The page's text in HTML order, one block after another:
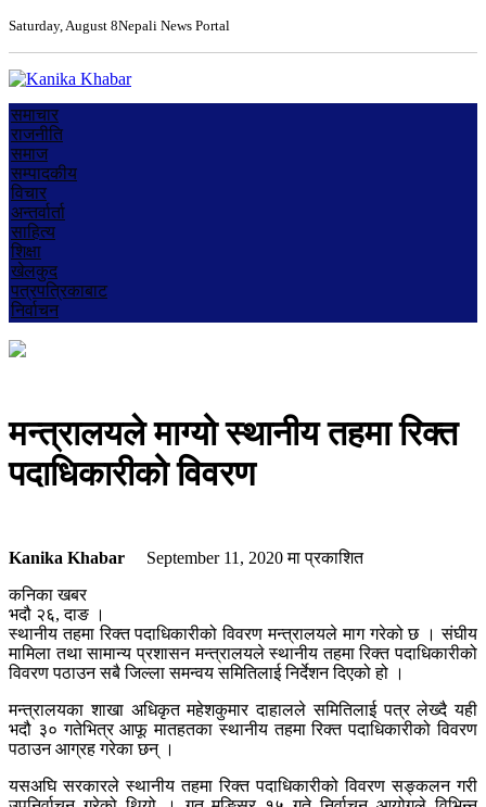
Saturday, August 8Nepali News Portal
समाचार
राजनीति
समाज
सम्पादकीय
विचार
अन्तर्वार्ता
साहित्य
शिक्षा
खेलकुद
पत्रपत्रिकाबाट
निर्वाचन
मन्त्रालयले माग्यो स्थानीय तहमा रिक्त
पदाधिकारीको विवरण
Kanika Khabar September 11, 2020मा प्रकाशित
कनिका खबर
भदौ २६, दाङ ।
स्थानीय तहमा रिक्त पदाधिकारीको विवरण मन्त्रालयले माग गरेको छ । संघीय
मामिला तथा सामान्य प्रशासन मन्त्रालयले स्थानीय तहमा रिक्त पदाधिकारीको
विवरण पठाउन सबै जिल्ला समन्वय समितिलाई निर्देशन दिएको हो ।
मन्त्रालयका शाखा अधिकृत महेशकुमार दाहालले समितिलाई पत्र लेख्दै यही
भदौ ३० गतेभित्र आफू मातहतका स्थानीय तहमा रिक्त पदाधिकारीको विवरण
पठाउन आग्रह गरेका छन् ।
यसअघि सरकारले स्थानीय तहमा रिक्त पदाधिकारीको विवरण सङ्कलन गरी